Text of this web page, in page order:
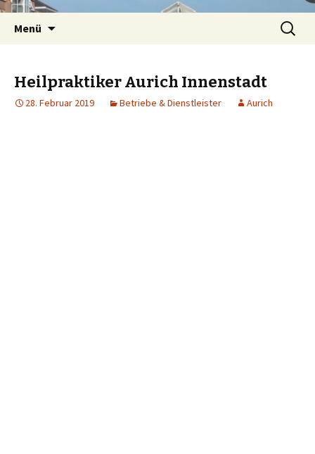
Menü
Suchen
nach:
Heilpraktiker Aurich Innenstadt
28. Februar 2019 Betriebe & Dienstleister Aurich